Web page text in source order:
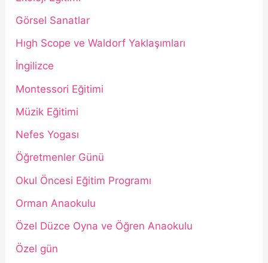
Görsel Sanatlar
Hıgh Scope ve Waldorf Yaklaşımları
İngilizce
Montessori Eğitimi
Müzik Eğitimi
Nefes Yogası
Öğretmenler Günü
Okul Öncesi Eğitim Programı
Orman Anaokulu
Özel Düzce Oyna ve Öğren Anaokulu
Özel gün